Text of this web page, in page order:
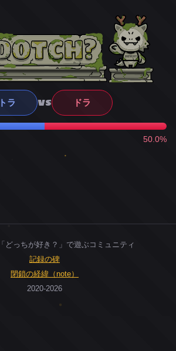
トラ VS ドラ
50.0%
どっちが好き？」で遊ぶコミュニティ
記録の碑
閉鎖の経緯（note）
2020-2026